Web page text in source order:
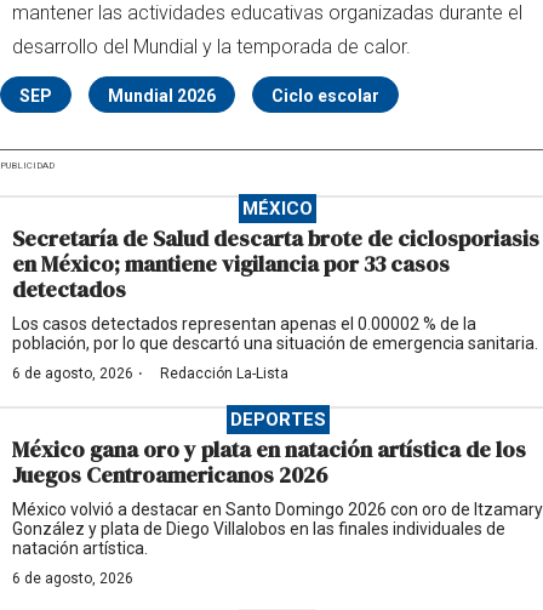
mantener las actividades educativas organizadas durante el
desarrollo del Mundial y la temporada de calor.
SEP Mundial 2026 Ciclo escolar
PUBLICIDAD
MÉXICO
Secretaría de Salud descarta brote de ciclosporiasis
en México; mantiene vigilancia por 33 casos
detectados
Los casos detectados representan apenas el 0.00002 % de la
población, por lo que descartó una situación de emergencia sanitaria.
6 de agosto, 2026 · Redacción La-Lista
DEPORTES
México gana oro y plata en natación artística de los
Juegos Centroamericanos 2026
México volvió a destacar en Santo Domingo 2026 con oro de Itzamary
González y plata de Diego Villalobos en las finales individuales de
natación artística.
6 de agosto, 2026